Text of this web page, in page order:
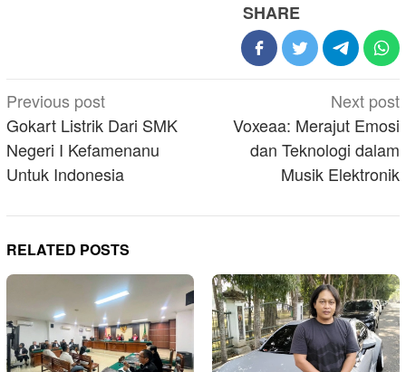
SHARE
Post
navigation
Previous post
Gokart Listrik Dari SMK
Negeri I Kefamenanu
Untuk Indonesia
Next post
Voxeaa: Merajut Emosi
dan Teknologi dalam
Musik Elektronik
RELATED POSTS